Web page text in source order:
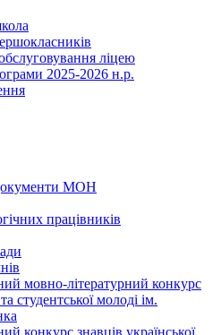
ліцею
2025-2026 н.р.
МОН
працівників
мовно-літературний конкурс
студентської молодi iм.
конкурс знавців української